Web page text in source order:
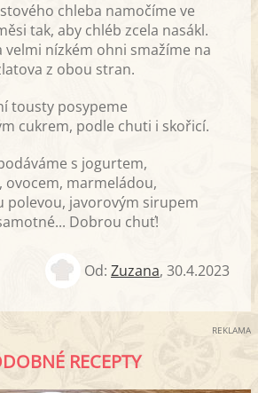
chleba namočíme ve
tak, aby chléb zcela nasákl.
velmi nízkém ohni smažíme na
z obou stran.
tousty posypeme
cukrem, podle chuti i skořicí.
s jogurtem,
ovocem, marmeládou,
polevou, javorovým sirupem
Dobrou chuť!
Od: Zuzana, 30.4.2023
REKLAMA
RECEPTY